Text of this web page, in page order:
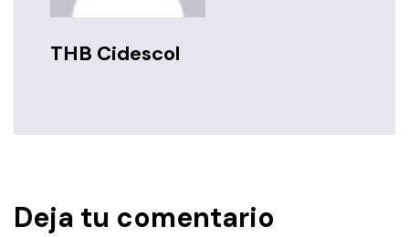
THB Cidescol
Deja tu comentario